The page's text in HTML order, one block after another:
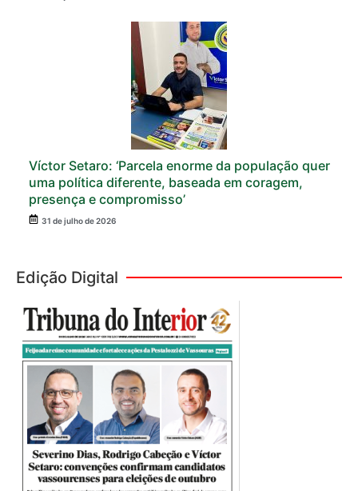
Víctor Setaro: ‘Parcela enorme da população quer
uma política diferente, baseada em coragem,
presença e compromisso’
31 de julho de 2026
Edição Digital